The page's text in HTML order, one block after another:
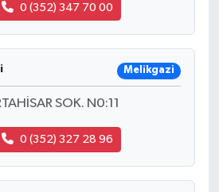
0 (352) 347 70 00
Melikgazi
SOK. N0:11
0 (352) 327 28 96